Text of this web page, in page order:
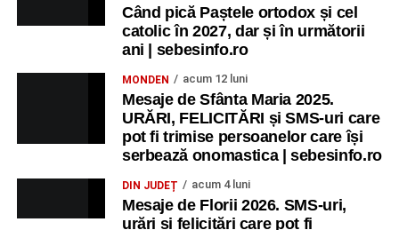
Când pică Paștele ortodox și cel
catolic în 2027, dar și în următorii
ani | sebesinfo.ro
MONDEN acum 12 luni
Mesaje de Sfânta Maria 2025.
URĂRI, FELICITĂRI și SMS-uri care
pot fi trimise persoanelor care își
serbează onomastica | sebesinfo.ro
DIN JUDEȚ acum 4 luni
Mesaje de Florii 2026. SMS-uri,
urări și felicitări care pot fi